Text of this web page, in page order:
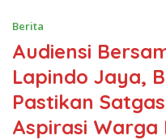
Berita
Audiensi
Lapindo Jaya,
Pastikan
Aspirasi Warga